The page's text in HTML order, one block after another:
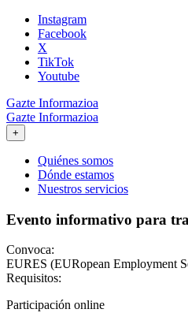
Instagram
Facebook
X
TikTok
Youtube
Gazte Informazioa
Gazte Informazioa
+
Quiénes somos
Dónde estamos
Nuestros servicios
Evento informativo para
Convoca:
EURES (EURopean Employment
Requisitos:
Participación online